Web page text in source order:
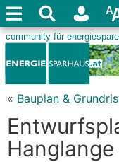
« Bauplan &
Hanglange